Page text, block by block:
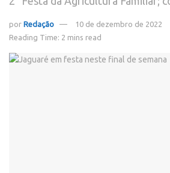
por Redação
10 de dezembro de 2022
Reading Time: 2 mins read